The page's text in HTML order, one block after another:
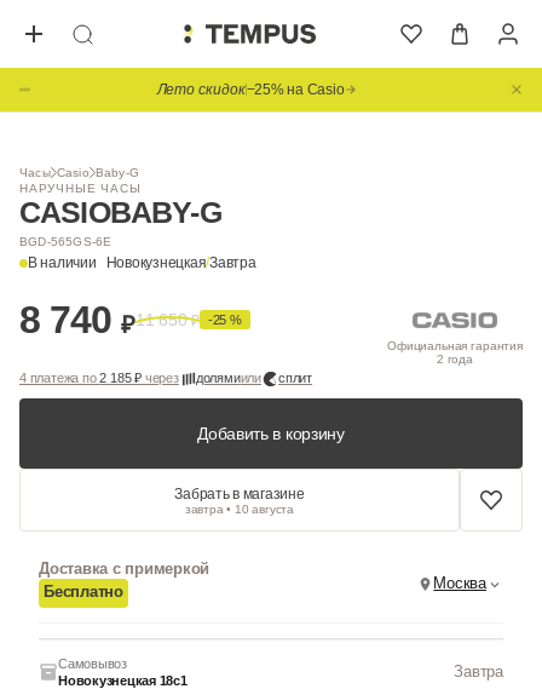
Лето скидок−25% на Casio
Часы Casio Baby-G
НАРУЧНЫЕ ЧАСЫ
CASIOBABY-G
BGD-565GS-6E
В наличии Новокузнецкая/Завтра
1/ 10
8 740 ₽11 650₽ -25 %
Официальная гарантия
2 года
4 платежа по2 185 ₽через долямиили сплит
Добавить в корзину
Забрать в магазине
завтра • 10 августа
Доставка с примеркой
Бесплатно
Москва
Самовывоз
Новокузнецкая 18с1
Завтра